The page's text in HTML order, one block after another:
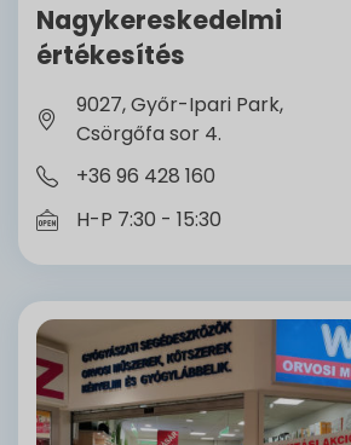
Nagykereskedelmi
értékesítés
9027, Győr-Ipari Park,
Csörgőfa sor 4.
+36 96 428 160
H-P 7:30 - 15:30